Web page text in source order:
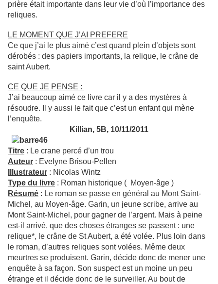
prière était importante dans leur vie d’où l’importance des
reliques.
LE MOMENT QUE J’AI PREFERE
Ce que j’ai le plus aimé c’est quand plein d’objets sont
dérobés : des papiers importants, la relique, le crâne de
saint Aubert.
CE QUE JE PENSE :
J’ai beaucoup aimé ce livre car il y a des mystères à
résoudre. Il y aussi le fait que c’est un enfant qui mène
l’enquête.
Killian, 5B, 10/11/2011
Titre : Le crane percé d’un trou
Auteur : Evelyne Brisou-Pellen
Illustrateur : Nicolas Wintz
Type du livre : Roman historique ( Moyen-âge )
Résumé : Le roman se passe en général au Mont Saint-
Michel, au Moyen-âge. Garin, un jeune scribe, arrive au
Mont Saint-Michel, pour gagner de l’argent. Mais à peine
est-il arrivé, que des choses étranges se passent : une
relique*, le crâne de St Aubert, a été volée. Plus loin dans
le roman, d’autres reliques sont volées. Même deux
meurtres se produisent. Garin, décide donc de mener une
enquête à sa façon. Son suspect est un moine un peu
étrange et il décide donc de le surveiller. Au bout de